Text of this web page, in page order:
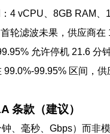
4 vCPU、8GB RAM
轮滤波未果，供应商
允许停机 21.6
99.95% 区间，
条款（建议）
、毫秒、Gbps）而非模